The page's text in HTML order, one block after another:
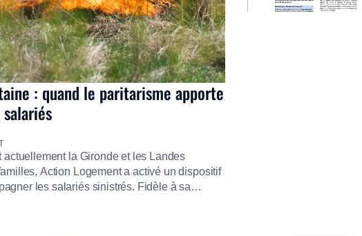
: quand le paritarisme apporte
la Gironde et les Landes
Action Logement a activé un dispositif
les salariés sinistrés. Fidèle à sa